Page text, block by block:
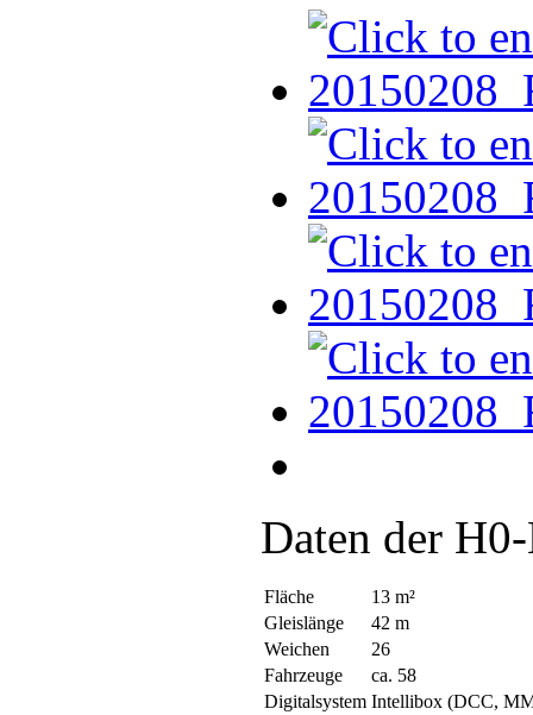
Daten der
Fläche
13 m²
Gleislänge
42 m
Weichen
26
Fahrzeuge
ca. 58
Digitalsystem Intellibox (DCC,